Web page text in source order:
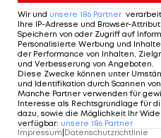
Wir und unsere 186 Partner
Ihre IP-Adresse und Browser-
Speichern von oder Zugriff auf
Personalisierte Werbung und
der Performance von Inhalten,
und Verbesserung von Angeboten.
Diese Zwecke können unter
und Identifikation durch Scannen
Manche Partner verwenden für
Interesse als Rechtsgrundlage für
dazu, sowie die Möglichkeit Ihr
verfügbar: unsere 186 Partner
Impressum Datenschutzrichtlinie